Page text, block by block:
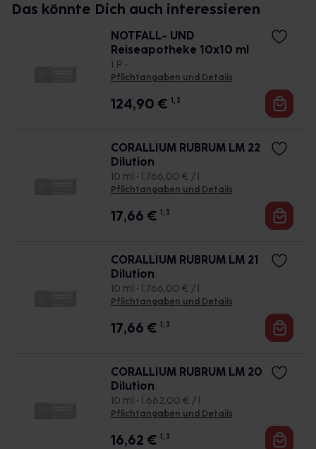
Das könnte Dich auch interessieren
NOTFALL- UND
Reiseapotheke 10x10 ml
1 P •
Pflichtangaben und Details
124,90 € 1, 3
CORALLIUM RUBRUM LM 22
Dilution
10 ml • 1.766,00 € / l
Pflichtangaben und Details
17,66 € 1, 3
CORALLIUM RUBRUM LM 21
Dilution
10 ml • 1.766,00 € / l
Pflichtangaben und Details
17,66 € 1, 3
CORALLIUM RUBRUM LM 20
Dilution
10 ml • 1.662,00 € / l
Pflichtangaben und Details
16,62 € 1, 3